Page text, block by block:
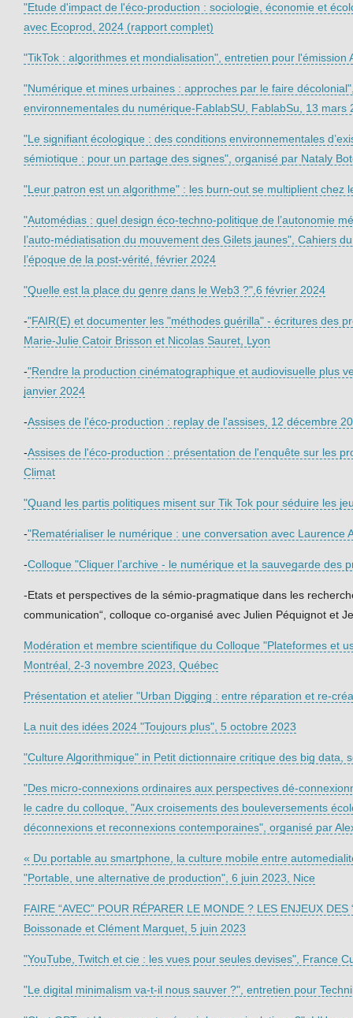
"Etude d'impact de l'éco-production : sociologie, économie et
avec Ecoprod, 2024 (rapport complet)
"TikTok : algorithmes et mondialisation", entretien pour
"Numérique et mines urbaines : approches par le faire
environnementales du numérique-FablabSU, FablabSu, 13 mars
"Le signifiant écologique : des conditions environnementales
sémiotique : pour un partage des signes", organisé par Nataly
"Leur patron est un algorithme" : les burn-out se multiplient chez
"Automédias : quel design éco-techno-politique de l’autonomie
l’auto-médiatisation du mouvement des Gilets jaunes", Cahiers
l’époque de la post-vérité, février 2024
"Quelle est la place du genre dans le Web3 ?",6 février 2024
-"FAIR(E) et documenter les "méthodes guérilla" - écritures des
Marie-Julie Catoir Brisson et Nicolas Sauret, Lyon
-"Rendre la production cinématographique et audiovisuelle plus
janvier 2024
-Assises de l'éco-production : replay de l'assises, 12 décembre
-Assises de l'éco-production : présentation de l'enquête sur les
Climat
"Quand les partis politiques misent sur Tik Tok pour séduire les
-"Rematérialiser le numérique : une conversation avec Laurence
-Colloque "Cliquer l’archive - le numérique et la sauvegarde des
-Etats et perspectives de la sémio-pragmatique dans les
communication“, colloque co-organisé avec Julien Péquignot et
Modération et membre scientifique du Colloque "Plateformes et
Montréal, 2-3 novembre 2023, Québec
Présentation et atelier "Urban Digging : entre réparation et re-
La nuit des idées 2024 "Toujours plus", 5 octobre 2023
"Culture Algorithmique" in Petit dictionnaire critique des big data,
"Des micro-connexions ordinaires aux perspectives dé-
le cadre du colloque, "Aux croisements des bouleversements
déconnexions et reconnexions contemporaines", organisé par
« Du portable au smartphone, la culture mobile entre
"Portable, une alternative de production", 6 juin 2023, Nice
FAIRE “AVEC” POUR RÉPARER LE MONDE ? LES ENJEUX
Boissonade et Clément Marquet, 5 juin 2023
"YouTube, Twitch et cie : les vues pour seules devises", France
"Le digital minimalism va-t-il nous sauver ?", entretien pour